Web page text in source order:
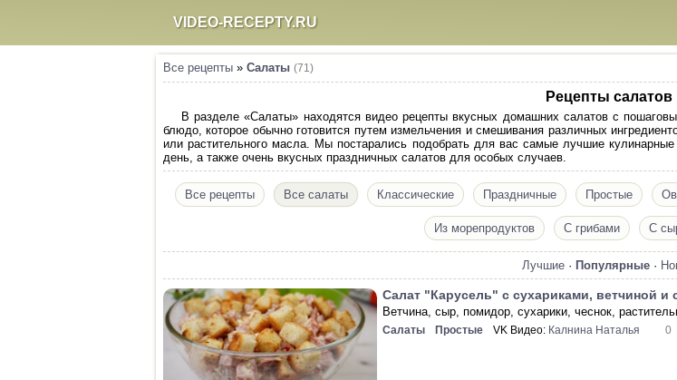
VIDEO-RECEPTY.RU
Все рецепты » Салаты (71)
Рецепты салатов
В разделе «Салаты» находятся видео рецепты вкусных домашних салатов с
блюдо, которое обычно готовится путем измельчения и смешивания различных
или растительного масла. Мы постарались подобрать для вас самые лучшие
день, а также очень вкусных праздничных салатов для особых случаев.
Все рецепты Все салаты Классические Праздничные Простые
Из морепродуктов С грибами С
Лучшие · Популярные ·
Салат "Карусель" с сухариками, ветчиной и
Ветчина, сыр, помидор, сухарики, чеснок,
Салаты Простые VK Видео: Калнина Наталья 0